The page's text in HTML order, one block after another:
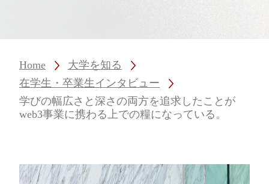
Home
大学を知る
在学生・卒業生インタビュー
学びの幅広さと深さの両方を追求したことが
web3事業に携わる上での糧になっている。